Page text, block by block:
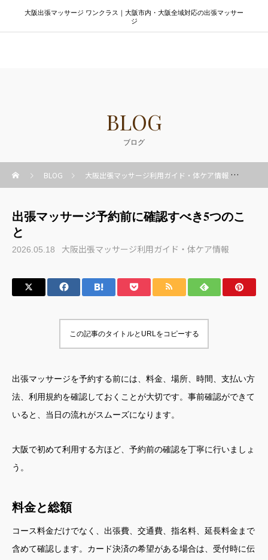
大阪出張マッサージ ワンクラス｜大阪市内・大阪全域対応の出張マッサー
ジ
BLOG
ブログ
BLOG 大阪出張マッサージ利用ガイド・体ケア情報
出張マッサージ予約前に確認すべき5つのこ
と
2026.05.18 大阪出張マッサージ利用ガイド・体ケア情報
この記事のタイトルとURLをコピーする
出張マッサージを予約する前には、料金、場所、時間、支払い方
法、利用規約を確認しておくことが大切です。事前確認ができて
いると、当日の流れがスムーズになります。
大阪で初めて利用する方ほど、予約前の確認を丁寧に行いましょ
う。
料金と総額
コース料金だけでなく、出張費、交通費、指名料、延長料金まで
含めて確認します。カード決済の希望がある場合は、受付時に伝